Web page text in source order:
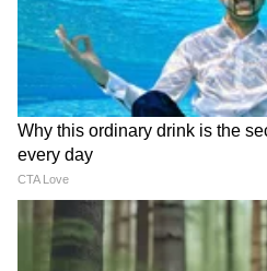
Image Credit :StockPhoto
हिरो स्प्लेंडर प्लस (Hero
कमी किमतीच्या बाईक्सचं
डोळ्यासमोर येतं ते म्हणजे
इंजिन आहे. या ,बाईकवर
**किंमत:** याची एक्स-
ते 85,000 रुपयांपर्यंत आहे.
एका लीटर पेट्रोलमध्ये